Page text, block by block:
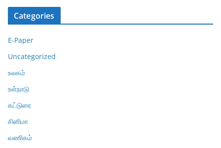
Categories
E-Paper
Uncategorized
உலகம்
உள்நாடு
கட்டுரை
சினிமா
வணிகம்